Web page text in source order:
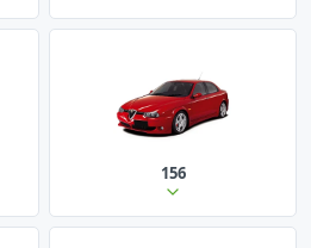
156